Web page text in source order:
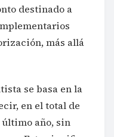
destinado a
más allá
se basa en la
en el total de
año, sin